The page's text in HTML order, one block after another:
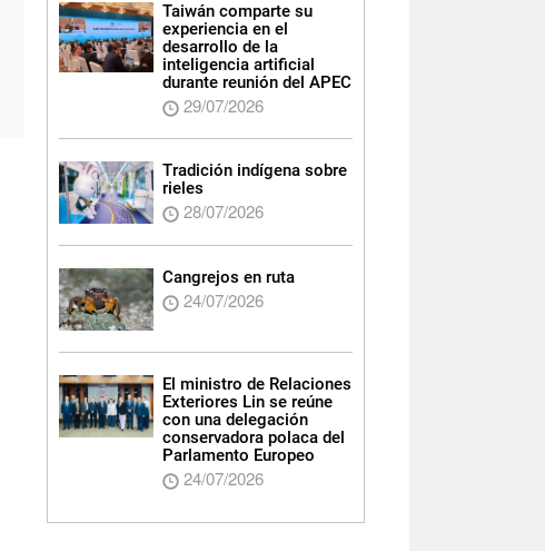
Taiwán comparte su
experiencia en el
desarrollo de la
inteligencia artificial
durante reunión del APEC
29/07/2026
Tradición indígena sobre
rieles
28/07/2026
Cangrejos en ruta
24/07/2026
El ministro de Relaciones
Exteriores Lin se reúne
con una delegación
conservadora polaca del
Parlamento Europeo
24/07/2026